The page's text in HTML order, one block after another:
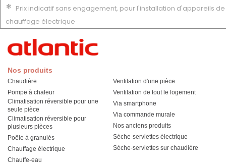
* Prix indicatif sans engagement, pour l'installation d'appareils de
chauffage électrique
Nos produits
Chaudière
Pompe à chaleur
Climatisation réversible pour une
seule pièce
Climatisation réversible pour
plusieurs pièces
Poêle à granulés
Chauffage électrique
Chauffe-eau
Ventilation d'une pièce
Ventilation de tout le logement
Via smartphone
Via commande murale
Nos anciens produits
Sèche-serviettes électrique
Sèche-serviettes sur chaudière